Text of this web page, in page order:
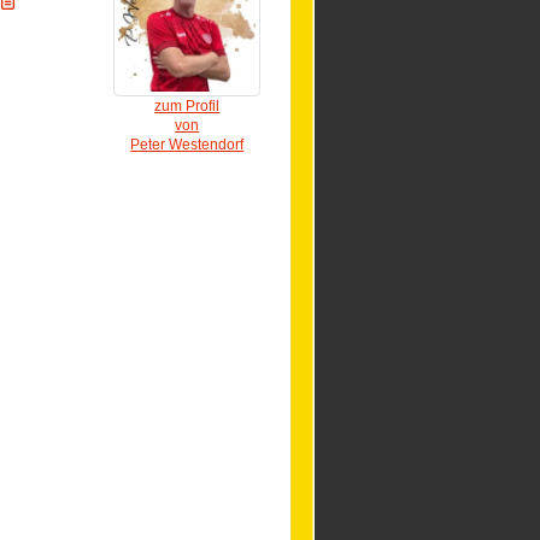
zum Profil
von
Peter Westendorf